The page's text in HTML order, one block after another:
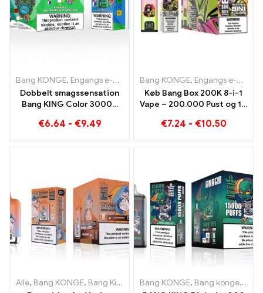
Bang KONGE, Engangs e-cigaretter ,Engangs e-cigaretter
Dobbelt smagssensation
Bang KING Color 30000
Watermelon 30000 Puffs
€6.64 - €9.49
Bang KONGE, Engangs e-cigaretter
Køb Bang Box 200K 8-i-1
Vape – 200.000 Pust og 10
€7.24 - €10.50
Alle, Bang KONGE, Bang King Smart skærm 15000 Puff ,Engangs
Bang KONGE, Bang konge 15000 Pust